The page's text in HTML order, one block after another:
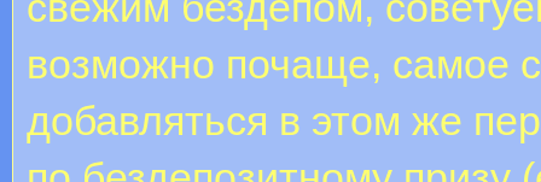
возможно почаще, самое
добавляться в этом же